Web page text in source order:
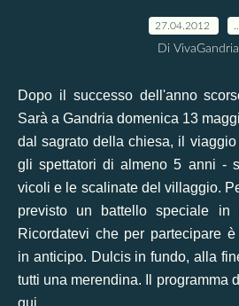
27.04.2012
Di VivaGandria
Dopo il successo dell'anno
Sarà a Gandria domenica 13
dal sagrato della chiesa, il
gli spettatori di almeno 5 anni -
vicoli e le scalinate del villaggio.
previsto un battello speciale in
Ricordatevi che per partecipare
in anticipo. Dulcis in fundo, alla
tutti una merendina. Il programma
qui.